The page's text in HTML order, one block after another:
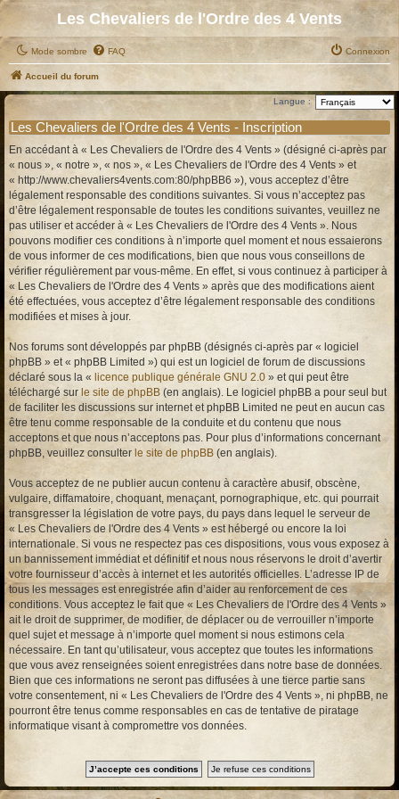
Les Chevaliers de l'Ordre des 4 Vents
Mode sombre FAQ Connexion
Accueil du forum
Langue :
Les Chevaliers de l'Ordre des 4 Vents - Inscription
En accédant à « Les Chevaliers de l'Ordre des 4 Vents » (désigné ci-après par
« nous », « notre », « nos », « Les Chevaliers de l'Ordre des 4 Vents » et
« http://www.chevaliers4vents.com:80/phpBB6 »), vous acceptez d’être
légalement responsable des conditions suivantes. Si vous n’acceptez pas
d’être légalement responsable de toutes les conditions suivantes, veuillez ne
pas utiliser et accéder à « Les Chevaliers de l'Ordre des 4 Vents ». Nous
pouvons modifier ces conditions à n’importe quel moment et nous essaierons
de vous informer de ces modifications, bien que nous vous conseillons de
vérifier régulièrement par vous-même. En effet, si vous continuez à participer à
« Les Chevaliers de l'Ordre des 4 Vents » après que des modifications aient
été effectuées, vous acceptez d’être légalement responsable des conditions
modifiées et mises à jour.
Nos forums sont développés par phpBB (désignés ci-après par « logiciel
phpBB » et « phpBB Limited ») qui est un logiciel de forum de discussions
déclaré sous la « licence publique générale GNU 2.0 » et qui peut être
téléchargé sur le site de phpBB (en anglais). Le logiciel phpBB a pour seul but
de faciliter les discussions sur internet et phpBB Limited ne peut en aucun cas
être tenu comme responsable de la conduite et du contenu que nous
acceptons et que nous n’acceptons pas. Pour plus d’informations concernant
phpBB, veuillez consulter le site de phpBB (en anglais).
Vous acceptez de ne publier aucun contenu à caractère abusif, obscène,
vulgaire, diffamatoire, choquant, menaçant, pornographique, etc. qui pourrait
transgresser la législation de votre pays, du pays dans lequel le serveur de
« Les Chevaliers de l'Ordre des 4 Vents » est hébergé ou encore la loi
internationale. Si vous ne respectez pas ces dispositions, vous vous exposez à
un bannissement immédiat et définitif et nous nous réservons le droit d’avertir
votre fournisseur d’accès à internet et les autorités officielles. L’adresse IP de
tous les messages est enregistrée afin d’aider au renforcement de ces
conditions. Vous acceptez le fait que « Les Chevaliers de l'Ordre des 4 Vents »
ait le droit de supprimer, de modifier, de déplacer ou de verrouiller n’importe
quel sujet et message à n’importe quel moment si nous estimons cela
nécessaire. En tant qu’utilisateur, vous acceptez que toutes les informations
que vous avez renseignées soient enregistrées dans notre base de données.
Bien que ces informations ne seront pas diffusées à une tierce partie sans
votre consentement, ni « Les Chevaliers de l'Ordre des 4 Vents », ni phpBB, ne
pourront être tenus comme responsables en cas de tentative de piratage
informatique visant à compromettre vos données.